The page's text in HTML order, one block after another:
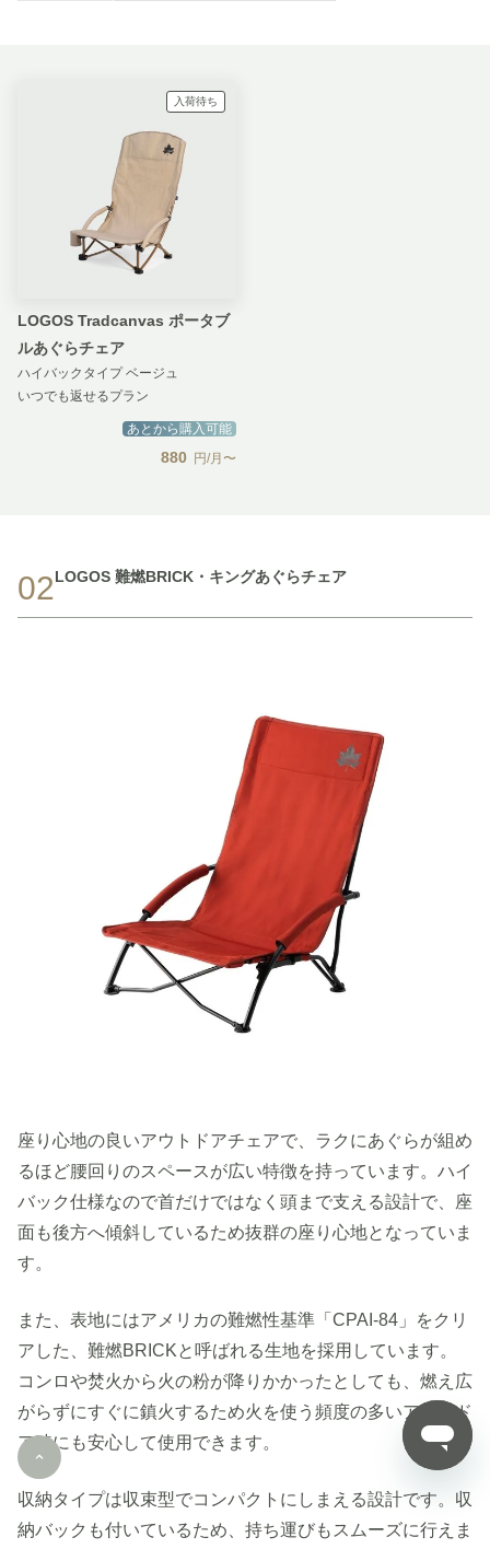
入荷待ち
LOGOS Tradcanvas ポータブ
ルあぐらチェア
ハイバックタイプ ベージュ
いつでも返せるプラン
あとから購入可能
880 円/月〜
02LOGOS 難燃BRICK・キングあぐらチェア
座り心地の良いアウトドアチェアで、ラクにあぐらが組め
るほど腰回りのスペースが広い特徴を持っています。ハイ
バック仕様なので首だけではなく頭まで支える設計で、座
面も後方へ傾斜しているため抜群の座り心地となっていま
す。
また、表地にはアメリカの難燃性基準「CPAI-84」をクリ
アした、難燃BRICKと呼ばれる生地を採用しています。
コンロや焚火から火の粉が降りかかったとしても、燃え広
がらずにすぐに鎮火するため火を使う頻度の多いアウトド
ア時にも安心して使用できます。
収納タイプは収束型でコンパクトにしまえる設計です。収
納バックも付いているため、持ち運びもスムーズに行えま